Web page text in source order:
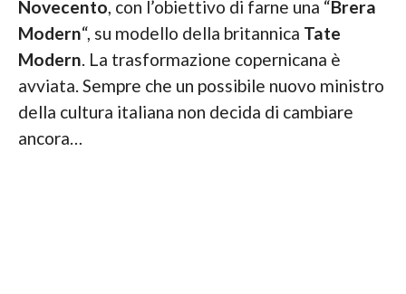
Novecento, con l’obiettivo di farne una “Brera
Modern“, su modello della britannica Tate
Modern. La trasformazione copernicana è
avviata. Sempre che un possibile nuovo ministro
della cultura italiana non decida di cambiare
ancora…